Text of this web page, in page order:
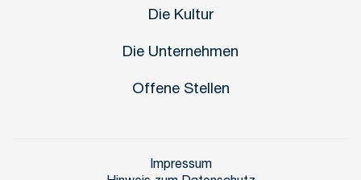
Die Kultur
Die Unternehmen
Offene Stellen
Impressum